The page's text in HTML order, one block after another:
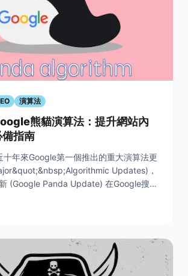
演算法
熊貓演算法：提升網站內
指南
年來Google第一個推出的重大演算法更
Updates)，
(Google Panda Update) 在Google搜尋